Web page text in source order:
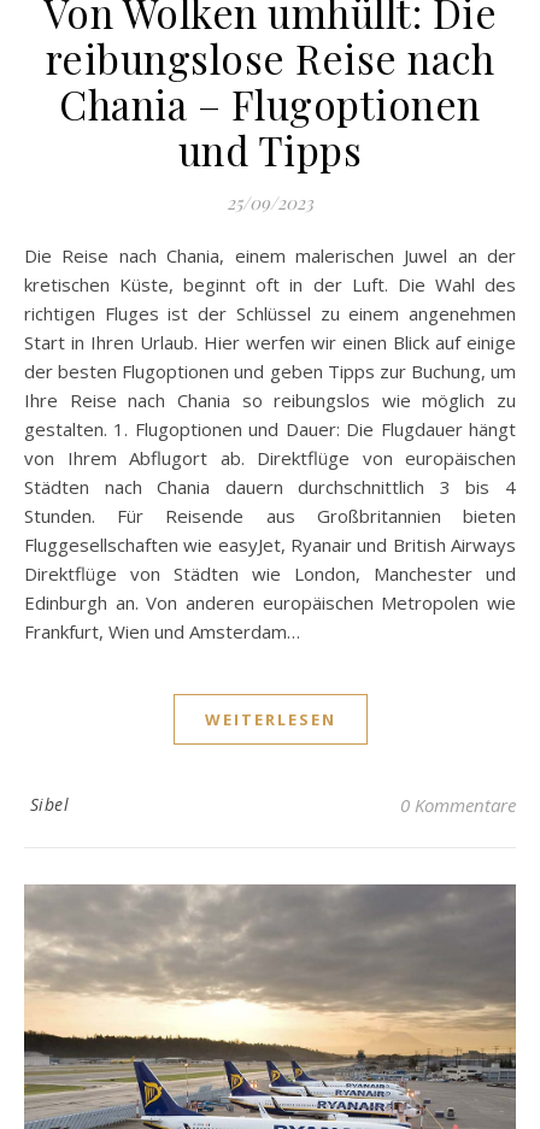
Von Wolken umhüllt: Die
reibungslose Reise nach
Chania – Flugoptionen
und Tipps
25/09/2023
Die Reise nach Chania, einem malerischen Juwel an der
kretischen Küste, beginnt oft in der Luft. Die Wahl des
richtigen Fluges ist der Schlüssel zu einem angenehmen
Start in Ihren Urlaub. Hier werfen wir einen Blick auf einige
der besten Flugoptionen und geben Tipps zur Buchung, um
Ihre Reise nach Chania so reibungslos wie möglich zu
gestalten. 1. Flugoptionen und Dauer: Die Flugdauer hängt
von Ihrem Abflugort ab. Direktflüge von europäischen
Städten nach Chania dauern durchschnittlich 3 bis 4
Stunden. Für Reisende aus Großbritannien bieten
Fluggesellschaften wie easyJet, Ryanair und British Airways
Direktflüge von Städten wie London, Manchester und
Edinburgh an. Von anderen europäischen Metropolen wie
Frankfurt, Wien und Amsterdam…
WEITERLESEN
Sibel 0 Kommentare